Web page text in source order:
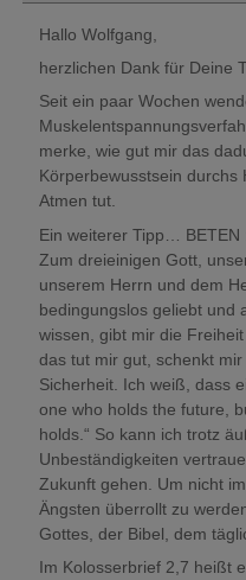
Hallo Wolfgang,
herzlichen Dank für Deine
Seit ein paar Wochen
merke, wie gut mir das
Körperbewusstsein durchs
Atmen tut.
Ein weiterer Tipp… BETEN
Zum dreieinigen Gott,
unserem Herrn und dem
bedingungslos geliebt und
wissen, gibt mir die
das tut mir gut, schenkt
Sicherheit. Ich weiß, dass
one who holds the future,
holds.“ So kann ich trotz
Unbeständigkeiten
Zukunft gehen. Um nicht
Ängsten überrollt zu
Gottes, der Bibel, dem
Im Kolosserbrief 2,7 heißt